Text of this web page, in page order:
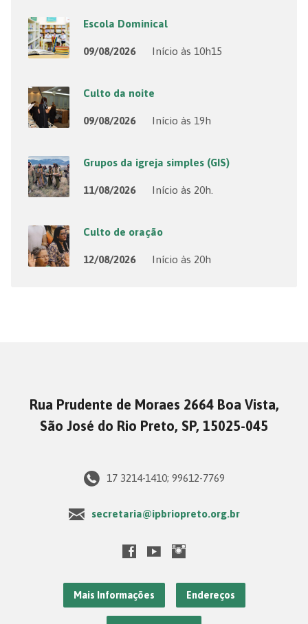
Escola Dominical
09/08/2026 Início às 10h15
Culto da noite
09/08/2026 Início às 19h
Grupos da igreja simples (GIS)
11/08/2026 Início às 20h.
Culto de oração
12/08/2026 Início às 20h
Rua Prudente de Moraes 2664 Boa Vista,
São José do Rio Preto, SP, 15025-045
17 3214-1410; 99612-7769
secretaria@ipbriopreto.org.br
Mais Informações Endereços